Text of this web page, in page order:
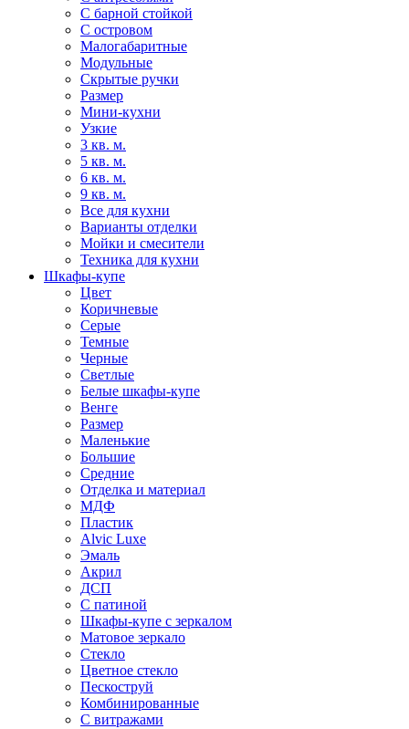
С барной стойкой
С островом
Малогабаритные
Модульные
Скрытые ручки
Размер
Мини-кухни
Узкие
3 кв. м.
5 кв. м.
6 кв. м.
9 кв. м.
Все для кухни
Варианты отделки
Мойки и смесители
Техника для кухни
Шкафы-купе
Цвет
Коричневые
Серые
Темные
Черные
Светлые
Белые шкафы-купе
Венге
Размер
Маленькие
Большие
Средние
Отделка и материал
МДФ
Пластик
Alvic Luxe
Эмаль
Акрил
ДСП
С патиной
Шкафы-купе с зеркалом
Матовое зеркало
Стекло
Цветное стекло
Пескоструй
Комбинированные
С витражами